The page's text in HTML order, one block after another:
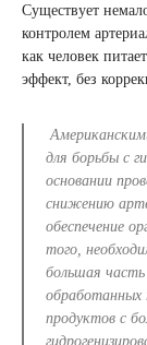
Существует
контролем
как человек
эффект, без
для борьбы с
основании
снижению
обеспечение
того,
большая
обработанных
продуктов с